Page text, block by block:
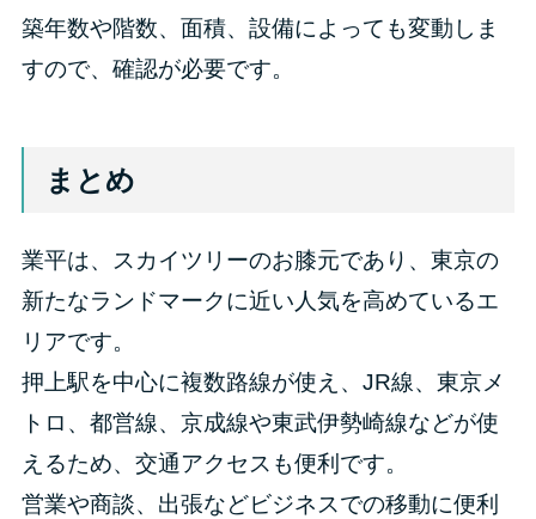
築年数や階数、面積、設備によっても変動しま
すので、確認が必要です。
まとめ
業平は、スカイツリーのお膝元であり、東京の
新たなランドマークに近い人気を高めているエ
リアです。
押上駅を中心に複数路線が使え、JR線、東京メ
トロ、都営線、京成線や東武伊勢崎線などが使
えるため、交通アクセスも便利です。
営業や商談、出張などビジネスでの移動に便利